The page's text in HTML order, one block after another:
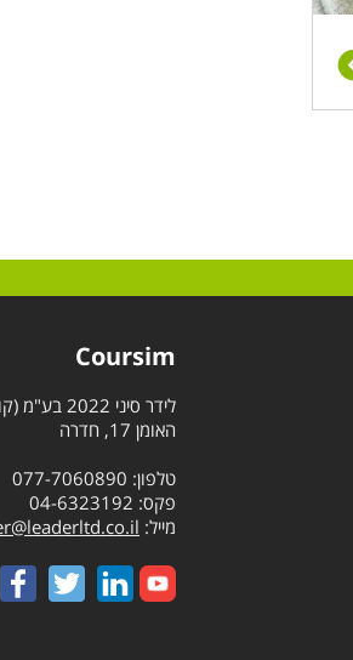
Coursim
לידר סיני 2022 בע"מ (קורסים)
האומן 17, חדרה
טלפון: 077-7060890
פקס: 04-6323192
מייל: